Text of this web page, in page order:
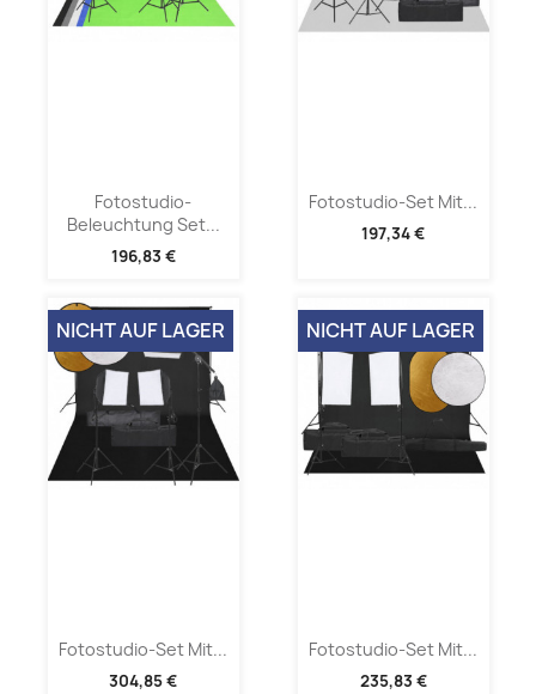
Fotostudio-
Beleuchtung Set...
196,83 €
Fotostudio-Set Mit...
197,34 €
Fotostudio-Set Mit...
304,85 €
NICHT AUF LAGER
Fotostudio-Set Mit...
235,83 €
NICHT AUF LAGER